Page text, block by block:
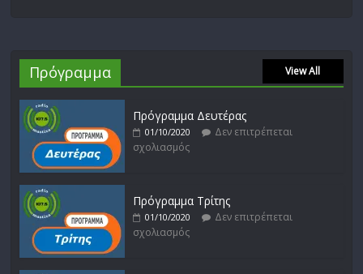
Πρόγραμμα View All
Πρόγραμμα Δευτέρας
01/10/2020
Δεν επιτρέπεται
σχολιασμός
Πρόγραμμα Τρίτης
01/10/2020
Δεν επιτρέπεται
σχολιασμός